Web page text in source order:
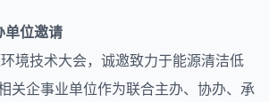
单位邀请
境技术大会，诚邀致力于能源清洁低
关企事业单位作为联合主办、协办、承